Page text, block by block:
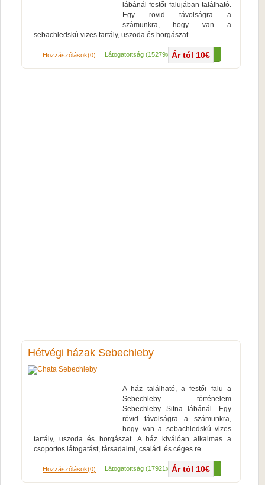
Ár tól 10€
lábánál festői falujában található.
Egy rövid távolságra a
számunkra, hogy van a
sebachledskú vizes tartály, uszoda és horgászat.
Hozzászólások(0) Látogatottság (15279x) Több...
Hétvégi házak Sebechleby
Ár tól 10€
A ház található, a festői falu a
Sebechleby történelem
Sebechleby Sitna lábánál. Egy
rövid távolságra a számunkra,
hogy van a sebachledskú vizes
tartály, uszoda és horgászat. A ház kiválóan alkalmas a
csoportos látogatást, társadalmi, családi és céges re...
Hozzászólások(0) Látogatottság (17921x) Több...